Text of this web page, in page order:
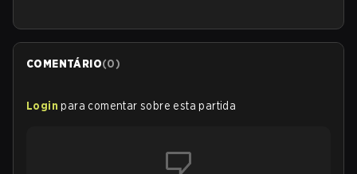
COMENTÁRIO(0)
Login para comentar sobre esta partida